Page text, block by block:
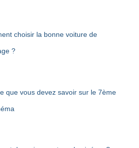
choisir la bonne voiture de
?
que vous devez savoir sur le 7ème